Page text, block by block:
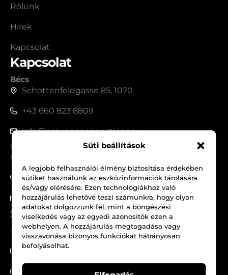
Süti beállítások
A legjobb felhasználói élmény biztosítása érdekében
sütiket használunk az eszközinformációk tárolására
és/vagy elérésére. Ezen technológiákhoz való
hozzájárulás lehetővé teszi számunkra, hogy olyan
adatokat dolgozzunk fel, mint a böngészési
viselkedés vagy az egyedi azonosítók ezen a
webhelyen. A hozzájárulás megtagadása vagy
visszavonása bizonyos funkciókat hátrányosan
befolyásolhat.
Rólunk
Hírek
Kapcsolat
Kapcsolat
Bécs
Schottenfeldgasse 85, 1070
+43 660 823 8809
info@provenanceauctions.eu
Budapest
+36 70 562 1229
info@provenanceauctions.eu
Social Media
Facebook
Instagram